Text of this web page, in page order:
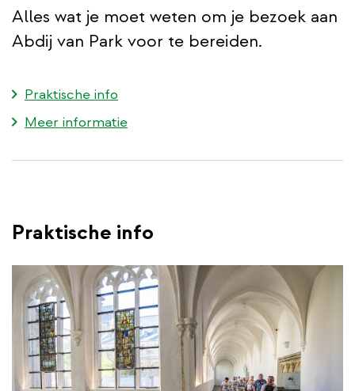
Alles wat je moet weten om je bezoek aan
Abdij van Park voor te bereiden.
Praktische info
Meer informatie
Praktische info